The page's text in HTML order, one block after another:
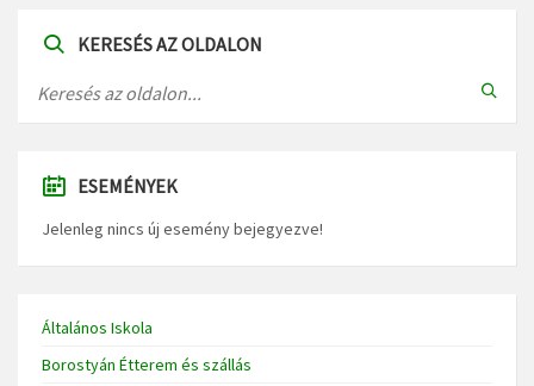
KERESÉS AZ OLDALON
ESEMÉNYEK
Jelenleg nincs új esemény bejegyezve!
Általános Iskola
Borostyán Étterem és szállás